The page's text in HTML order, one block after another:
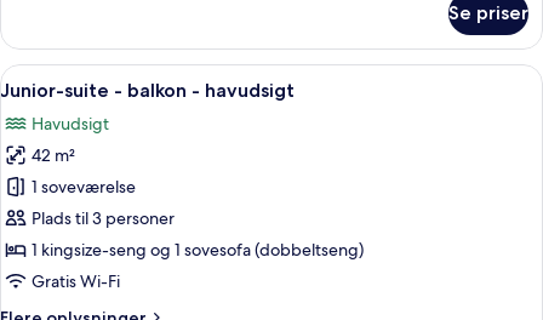
-
balkon
-
Se priser
Indlæs
alle
billeder
af
Junior-
suite
-
balkon
Et hotelværelse med seng, fjernsyn,
5
Junior-suite - balkon - havudsigt
Havudsigt
42 m²
1 soveværelse
Plads til 3 personer
1 kingsize-seng og 1 sovesofa (dobbeltseng)
Gratis Wi-Fi